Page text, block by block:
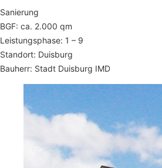
Sanierung
BGF: ca. 2.000 qm
Leistungsphase: 1 – 9
Standort: Duisburg
Bauherr: Stadt Duisburg IMD